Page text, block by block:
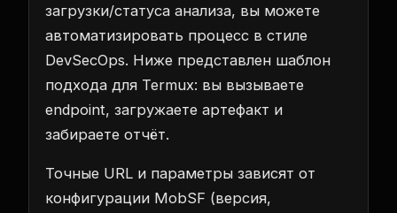
загрузки/статуса анализа, вы можете
автоматизировать процесс в стиле
DevSecOps. Ниже представлен шаблон
подхода для Termux: вы вызываете
endpoint, загружаете артефакт и
забираете отчёт.
Точные URL и параметры зависят от
конфигурации MobSF (версия,